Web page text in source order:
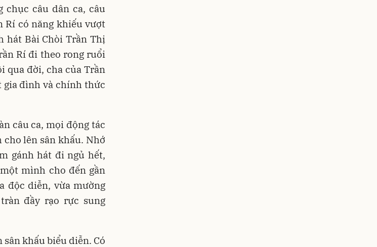
chục câu dân ca, câu
Rí có năng khiếu vượt
hát Bài Chòi Trần Thị
Rí đi theo rong ruổi
qua đời, cha của Trần
gia đình và chính thức
câu ca, mọi động tác
lên sân khấu. Nhớ
gánh hát đi ngủ hết,
mình cho đến gần
độc diễn, vừa mường
đầy rạo rực sung
khấu biểu diễn. Có